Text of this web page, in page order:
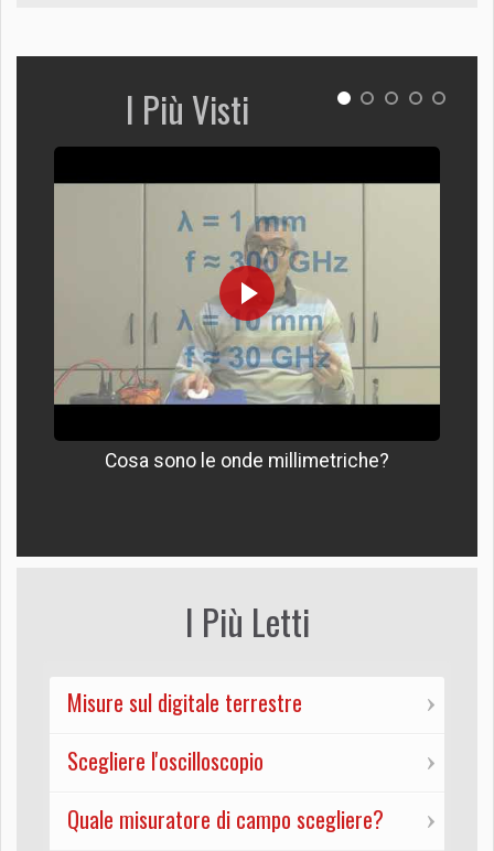
I Più Visti
Cosa sono le onde millimetriche?
I Più Letti
Misure sul digitale terrestre
Scegliere l'oscilloscopio
Quale misuratore di campo scegliere?